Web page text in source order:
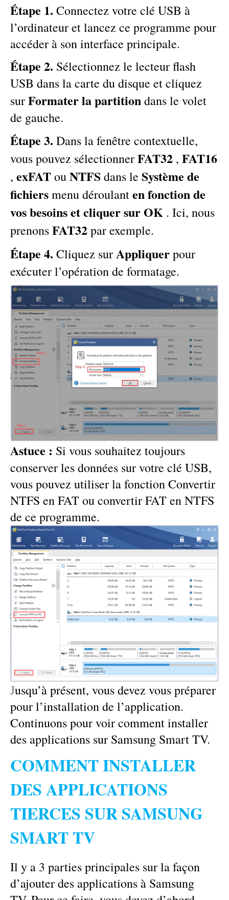
Étape 1. Connectez votre clé USB à
l’ordinateur et lancez ce programme pour
accéder à son interface principale.
Étape 2. Sélectionnez le lecteur flash
USB dans la carte du disque et cliquez
surFormater la partitiondans le volet
de gauche.
Étape 3. Dans la fenêtre contextuelle,
vous pouvez sélectionnerFAT32 , FAT16
, exFATouNTFSdans le Système de
fichiersmenu déroulanten fonction de
vos besoins et cliquer sur OK . Ici, nous
prenonsFAT32par exemple.
Étape 4. Cliquez surAppliquerpour
exécuter l’opération de formatage.
Astuce : Si vous souhaitez toujours
conserver les données sur votre clé USB,
vous pouvez utiliser la fonctionConvertir
NTFS en FATouconvertir FAT en NTFS
de ce programme.
Jusqu’à présent, vous devez vous préparer
pour l’installation de l’application.
Continuons pour voir comment installer
des applications sur Samsung Smart TV.
COMMENT INSTALLER
DES APPLICATIONS
TIERCES SUR SAMSUNG
SMART TV
Il y a 3 parties principales sur la façon
d’ajouter des applications à Samsung